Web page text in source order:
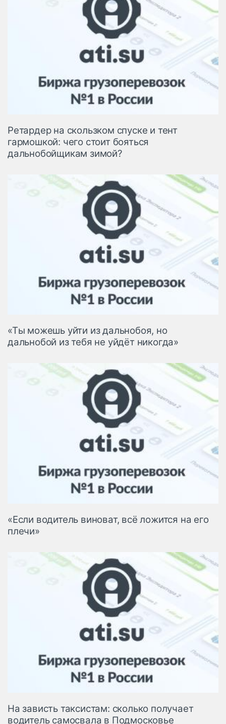
Ретардер на скользком спуске и тент
гармошкой: чего стоит бояться
дальнобойщикам зимой?
«Ты можешь уйти из дальнобоя, но
дальнобой из тебя не уйдёт никогда»
«Если водитель виноват, всё ложится на его
плечи»
На зависть таксистам: сколько получает
водитель самосвала в Подмосковье